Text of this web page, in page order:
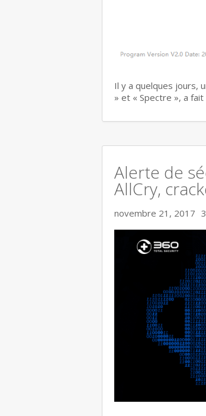
Il y a quelques jours,
» et « Spectre », a
Alerte de
AllCry,
novembre 21, 2017